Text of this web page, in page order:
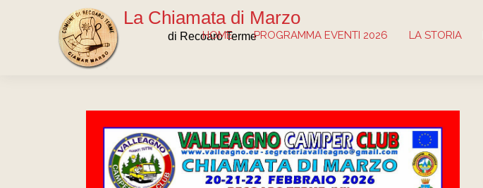
La Chiamata di Marzo
di Recoaro Terme
HOME PROGRAMMA EVENTI 2026 LA STORIA